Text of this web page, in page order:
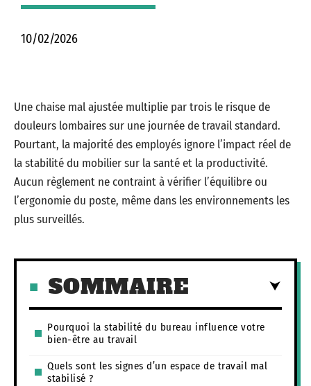
10/02/2026
Une chaise mal ajustée multiplie par trois le risque de
douleurs lombaires sur une journée de travail standard.
Pourtant, la majorité des employés ignore l’impact réel de
la stabilité du mobilier sur la santé et la productivité.
Aucun règlement ne contraint à vérifier l’équilibre ou
l’ergonomie du poste, même dans les environnements les
plus surveillés.
SOMMAIRE
Pourquoi la stabilité du bureau influence votre
bien-être au travail
Quels sont les signes d’un espace de travail mal
stabilisé ?